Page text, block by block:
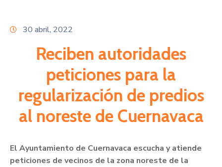
30 abril, 2022
Reciben autoridades
peticiones para la
regularización de predios
al noreste de Cuernavaca
El Ayuntamiento de Cuernavaca escucha y atiende
peticiones de vecinos de la zona noreste de la